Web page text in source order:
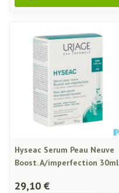
Hyseac Serum Peau Neuve
Boost. A/imperfection 30ml
29,10 €